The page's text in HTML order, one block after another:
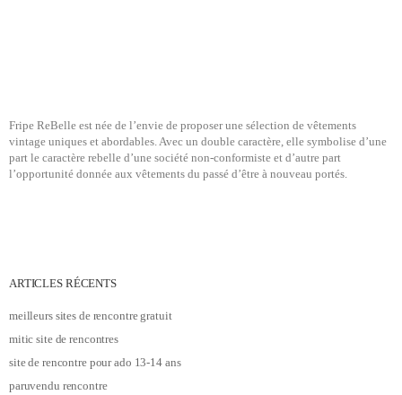
Fripe ReBelle est née de l’envie de proposer une sélection de vêtements
vintage uniques et abordables. Avec un double caractère, elle symbolise d’une
part le caractère rebelle d’une société non-conformiste et d’autre part
l’opportunité donnée aux vêtements du passé d’être à nouveau portés.
ARTICLES RÉCENTS
meilleurs sites de rencontre gratuit
mitic site de rencontres
site de rencontre pour ado 13-14 ans
paruvendu rencontre